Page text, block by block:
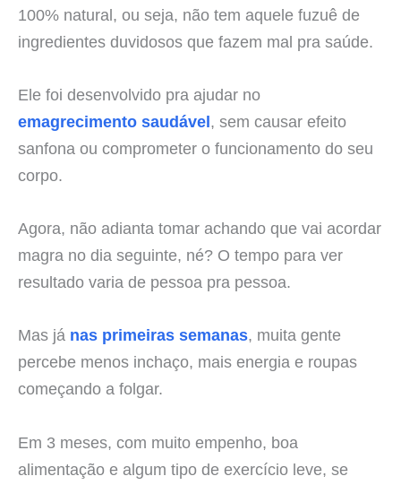
100% natural, ou seja, não tem aquele fuzuê de
ingredientes duvidosos que fazem mal pra saúde.
Ele foi desenvolvido pra ajudar no
emagrecimento saudável, sem causar efeito
sanfona ou comprometer o funcionamento do seu
corpo.
Agora, não adianta tomar achando que vai acordar
magra no dia seguinte, né? O tempo para ver
resultado varia de pessoa pra pessoa.
Mas já nas primeiras semanas, muita gente
percebe menos inchaço, mais energia e roupas
começando a folgar.
Em 3 meses, com muito empenho, boa
alimentação e algum tipo de exercício leve, se